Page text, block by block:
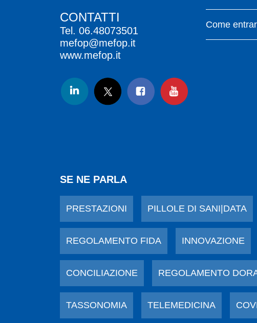
CONTATTI
Tel. 06.48073501
mefop@mefop.it
www.mefop.it
Come
SE NE PARLA
PRESTAZIONI PILLOLE DI SANI|DATA
REGOLAMENTO FIDA INNOVAZIONE
CONCILIAZIONE REGOLAMENTO
TASSONOMIA TELEMEDICINA